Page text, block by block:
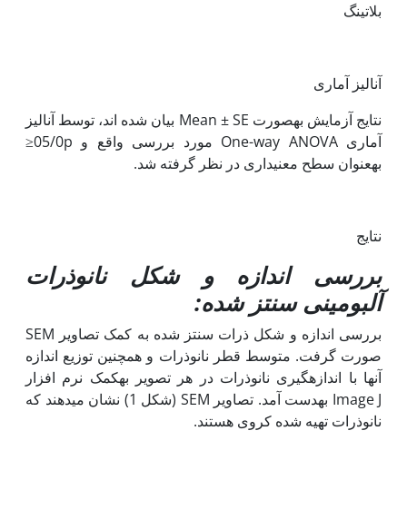
بلاتینگ
آنالیز آماری
نتایج آزمایش به‫صورت Mean ± SE بیان شده اند، توسط آنالیز
آماری One-way ANOVA مورد بررسی واقع و 05/0p≤
به‫عنوان سطح معنی‫داری در نظر گرفته شد.
نتایج
بررسی اندازه و شکل نانوذرات
آلبومینی سنتز شده:
بررسی اندازه و شکل ذرات سنتز شده به کمک تصاویر SEM
صورت گرفت. متوسط قطر نانوذرات و همچنین توزیع اندازه
آن­ها با اندازه­گیری نانوذرات در هر تصویر به‫کمک نرم افزار
Image J به‫دست آمد. تصاویر SEM (شکل 1) نشان می‫دهند که
نانوذرات تهیه شده کروی هستند.